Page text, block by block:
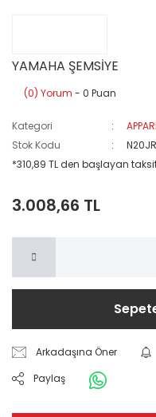
YAMAHA ŞEMSİYE
(0) Yorum - 0 Puan
Kategori
Stok Kodu
*310,89 TL den başlayan
3.008,66 TL
Arkadaşına Öner
Paylaş